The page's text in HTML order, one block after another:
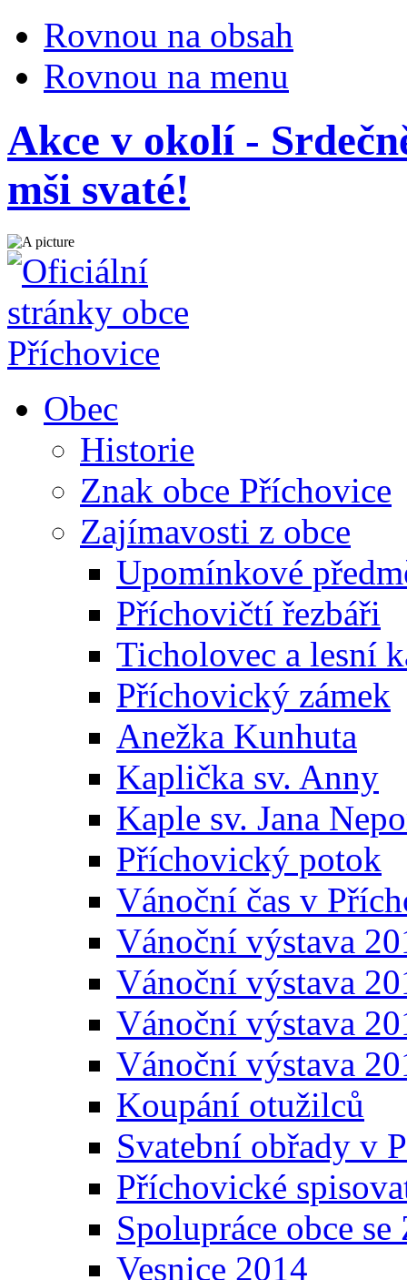
Rovnou na obsah
Rovnou na menu
Akce v okolí -
mši svaté!
Obec
Historie
Znak obce Příchovice
Zajímavosti z obce
Upomínkové
Příchovičtí řezbáři
Ticholovec a lesní
Příchovický zámek
Anežka Kunhuta
Kaplička sv. Anny
Kaple sv. Jana
Příchovický potok
Vánoční čas v
Vánoční výstava
Vánoční výstava
Vánoční výstava
Vánoční výstava
Koupání otužilců
Svatební obřady v
Příchovické
Spolupráce obce
Vesnice 2014